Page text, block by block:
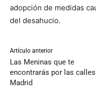
adopción de medidas
del desahucio.
Artículo anterior
Las Meninas que te
encontrarás por las
Madrid